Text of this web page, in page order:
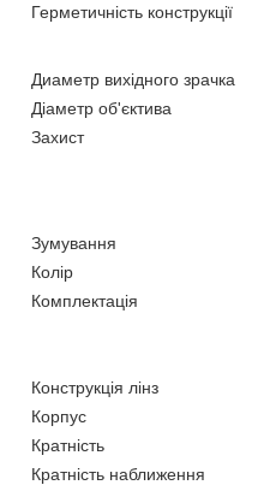
Герметичність конструкції
Диаметр вихідного зрачка
Діаметр об'єктива
Захист
Зумування
Колір
Комплектація
Конструкція лінз
Корпус
Кратність
Кратність наближення